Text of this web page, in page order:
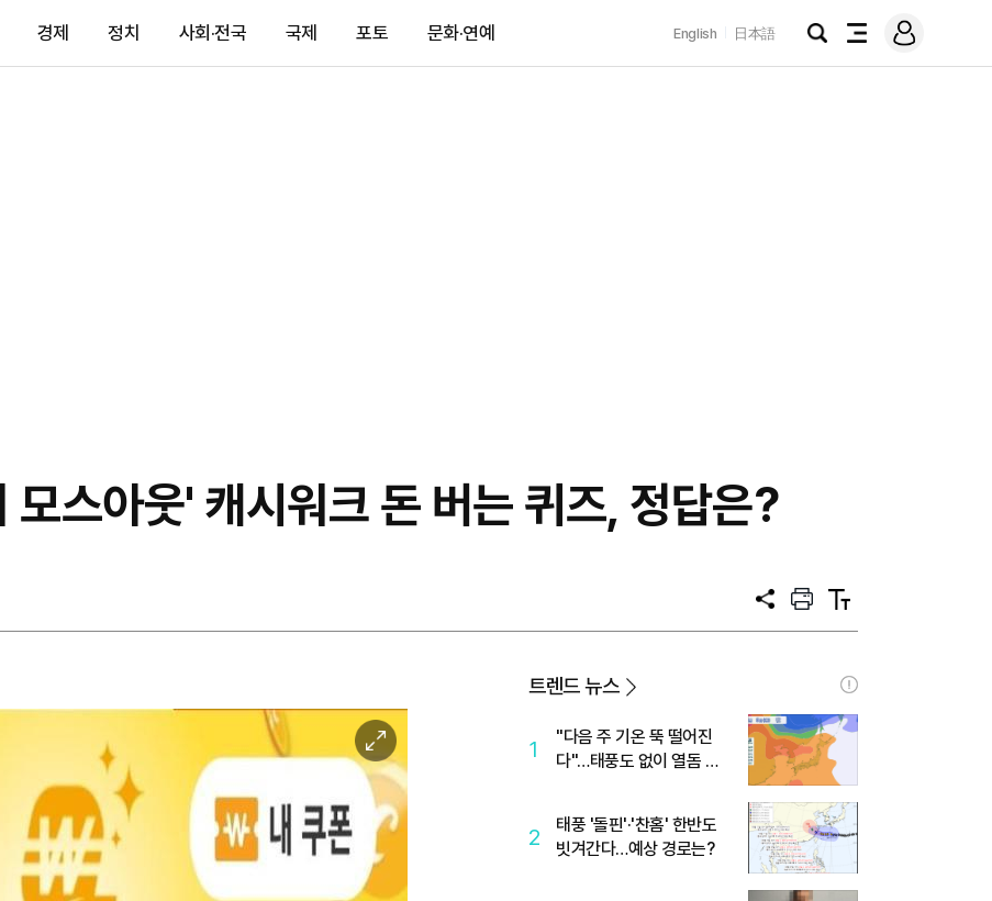
경제 정치 사회·전국 국제 포토 문화·연예 English 日本語
검
전
메
그
모스아웃' 캐시워크 돈 버는 퀴즈, 정답은?
공
프
트
텍
트
이
미
지
대
트렌드 뉴스
1
"다음 주 기온 뚝 떨어진
다"…태풍도 없이 열돔 박
2
태풍 '돌핀'·'찬홈' 한반도
빗겨간다…예상 경로는?